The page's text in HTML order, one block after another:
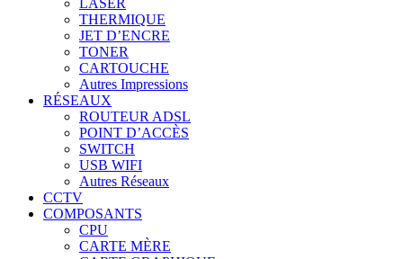
THERMIQUE
JET D’ENCRE
TONER
CARTOUCHE
Autres Impressions
RÉSEAUX
ROUTEUR ADSL
POINT D’ACCÈS
SWITCH
USB WIFI
Autres Réseaux
CCTV
COMPOSANTS
CPU
CARTE MÈRE